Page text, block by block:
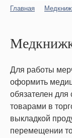
Главная
Для работы
оформить
обязателен для
товарами в
выкладкой
перемещении